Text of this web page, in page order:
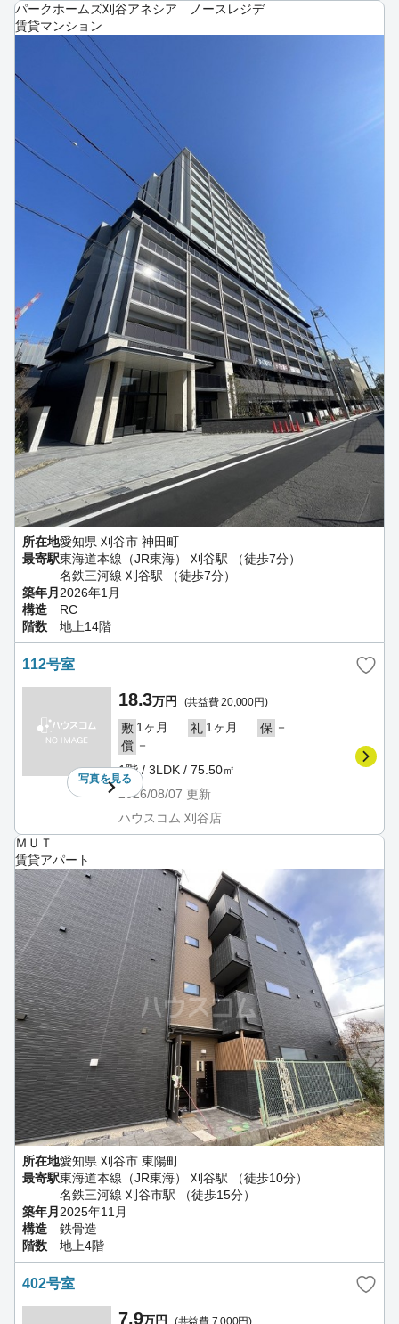
パークホームズ刈谷アネシア ノースレジデ
賃貸マンション
所在地愛知県 刈谷市 神田町
最寄駅東海道本線（JR東海） 刈谷駅 （徒歩7分）
名鉄三河線 刈谷駅 （徒歩7分）
築年月 2026年1月
構造
RC
階数
地上14階
112号室
写真を見る
18.3万円 (共益費 20,000円)
敷 1ヶ月 礼 1ヶ月 保 －
償 －
1階 / 3LDK / 75.50㎡
2026/08/07 更新
ハウスコム 刈谷店
ＭＵＴ
賃貸アパート
所在地愛知県 刈谷市 東陽町
最寄駅東海道本線（JR東海） 刈谷駅 （徒歩10分）
名鉄三河線 刈谷市駅 （徒歩15分）
築年月 2025年11月
構造
鉄骨造
階数
地上4階
402号室
7.9万円 (共益費 7,000円)